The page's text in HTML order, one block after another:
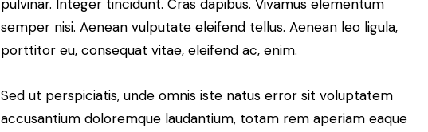
pulvinar. Integer tincidunt. Cras dapibus. Vivamus elementum
semper nisi. Aenean vulputate eleifend tellus. Aenean leo ligula,
porttitor eu, consequat vitae, eleifend ac, enim.
Sed ut perspiciatis, unde omnis iste natus error sit voluptatem
accusantium doloremque laudantium, totam rem aperiam eaque